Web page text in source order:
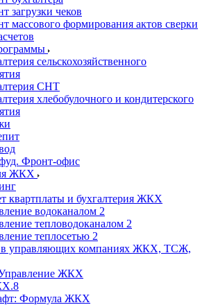
загрузки чеков
массового формирования актов сверки
сельскохозяйственного
СНТ
хлебобулочного и кондитерского
Фронт-офис
ЖКХ
квартплаты и бухгалтерия ЖКХ
водоканалом 2
тепловодоканалом 2
теплосетью 2
в управляющих компаниях ЖКХ, ТСЖ,
ЖКХ
Формула ЖКХ